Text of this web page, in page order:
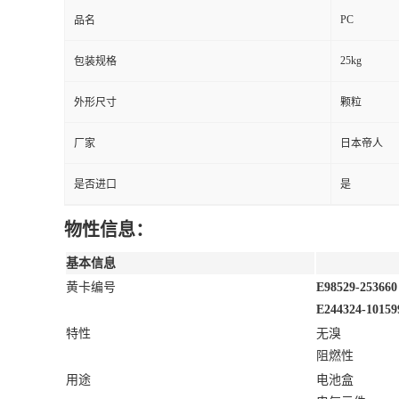
品名 PC
包装规格 25kg
外形尺寸 颗粒
厂家 日本帝人
是否进口 是
物性信息：
基本信息
黄卡编号
E98529-253660
E244324-
特性
无溴
阻燃性
用途
电池盒